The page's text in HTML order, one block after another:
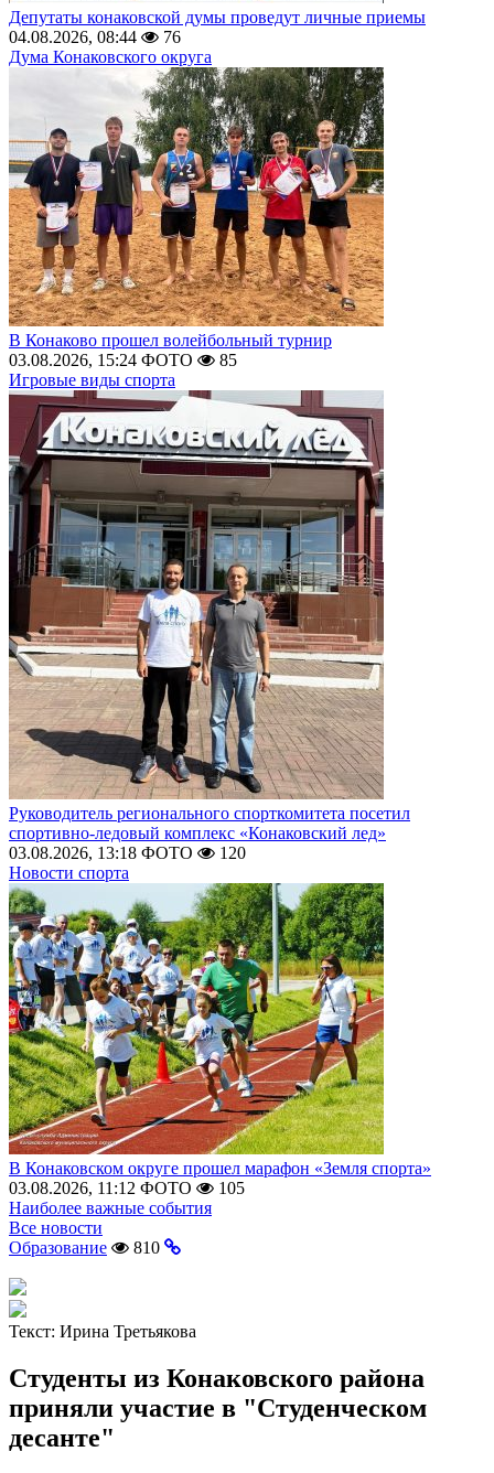
Депутаты конаковской думы проведут личные приемы
04.08.2026, 08:44
76
Дума Конаковского округа
В Конаково прошел волейбольный турнир
03.08.2026, 15:24 ФОТО
85
Игровые виды спорта
Руководитель регионального спорткомитета посетил
спортивно-ледовый комплекс «Конаковский лед»
03.08.2026, 13:18 ФОТО
120
Новости спорта
В Конаковском округе прошел марафон «Земля спорта»
03.08.2026, 11:12 ФОТО
105
Наиболее важные события
Все новости
Образование
810
Текст: Ирина Третьякова
Студенты из Конаковского района
приняли участие в "Студенческом
десанте"